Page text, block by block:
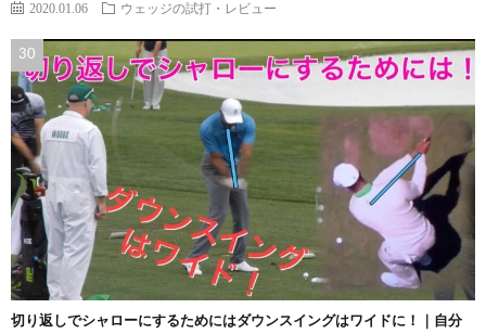
2020.01.06 ウェッジの試打・レビュー
切り返しでシャローにするためにはダウンスイングはワイドに！｜自分